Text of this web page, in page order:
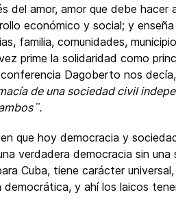
del amor, amor que debe
económico y social; y
familia, comunidades,
prime la solidaridad como
Dagoberto nos decía,
de una sociedad civil
que hoy democracia y
verdadera democracia sin
Cuba, tiene carácter
y ahí los laicos